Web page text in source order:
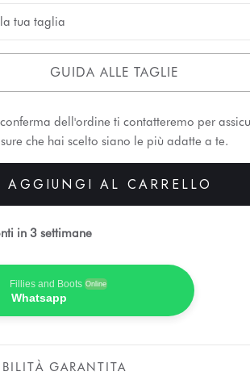
GUIDA ALLE TAGLIE
dell'ordine ti contatteremo per
che hai scelto siano le più adatte a te.
AGGIUNGI AL CARRELLO
in 3 settimane
Fillies and Boots Online
Whatsapp
GARANTITA